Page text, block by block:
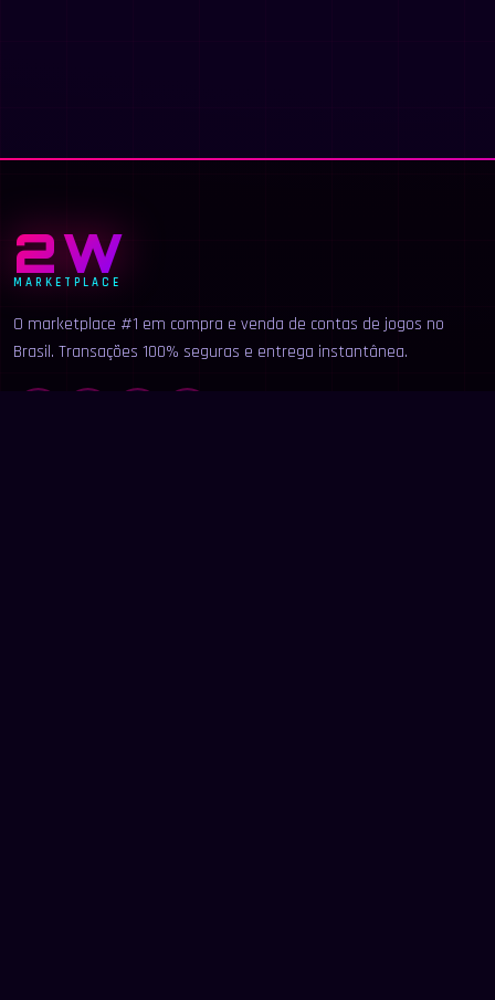
2W
MARKETPLACE
O marketplace #1 em compra e venda de contas de jogos no
Brasil. Transações 100% seguras e entrega instantânea.